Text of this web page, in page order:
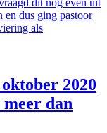
dit nog even uit
en dus ging pastoor
als
2020
dan